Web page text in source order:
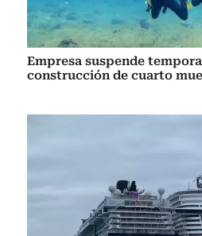
Empresa suspende
construcción de cuarto